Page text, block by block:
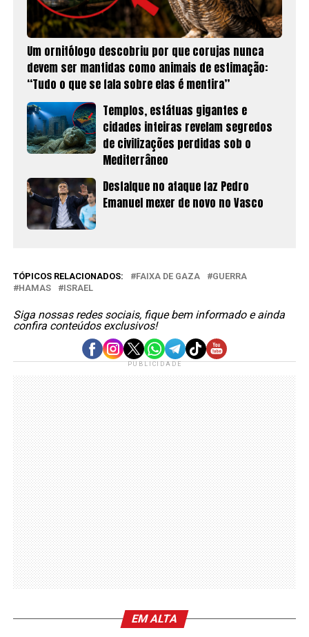
Um ornitólogo descobriu por que corujas nunca
devem ser mantidas como animais de estimação:
“Tudo o que se fala sobre elas é mentira”
Templos, estátuas gigantes e
cidades inteiras revelam segredos
de civilizações perdidas sob o
Mediterrâneo
Desfalque no ataque faz Pedro
Emanuel mexer de novo no Vasco
TÓPICOS RELACIONADOS: FAIXA DE GAZA
GUERRA
HAMAS
ISRAEL
Siga nossas redes sociais, fique bem informado e ainda
confira conteúdos exclusivos!
PUBLICIDADE
EM ALTA